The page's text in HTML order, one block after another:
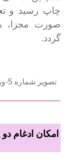
چاپ رسید و
صورت مجزا،
گردد.
امکان ادغام